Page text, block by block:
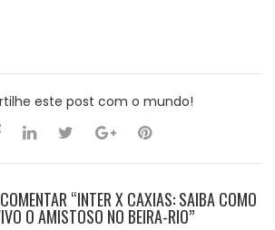
este post com o mundo!
“INTER X CAXIAS: SAIBA COMO
O AMISTOSO NO BEIRA-RIO”